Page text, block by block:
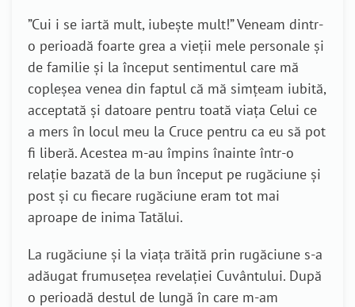
”Cui i se iartă mult, iubește mult!” Veneam dintr-
o perioadă foarte grea a vieții mele personale și
de familie și la început sentimentul care mă
copleșea venea din faptul că mă simțeam iubită,
acceptată și datoare pentru toată viața Celui ce
a mers în locul meu la Cruce pentru ca eu să pot
fi liberă. Acestea m-au împins înainte într-o
relație bazată de la bun început pe rugăciune și
post și cu fiecare rugăciune eram tot mai
aproape de inima Tatălui.
La rugăciune și la viața trăită prin rugăciune s-a
adăugat frumusețea revelației Cuvântului. După
o perioadă destul de lungă în care m-am